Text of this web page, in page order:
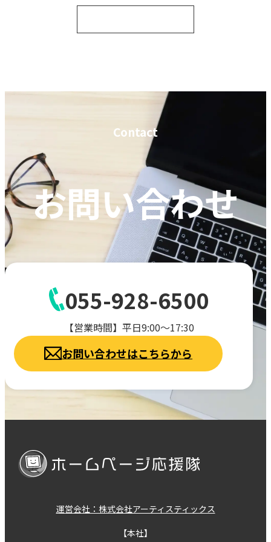
Contact
お問い合わせ
055-928-6500
【営業時間】平日9:00～17:30
お問い合わせはこちらから
運営会社：株式会社アーティスティックス
【本社】